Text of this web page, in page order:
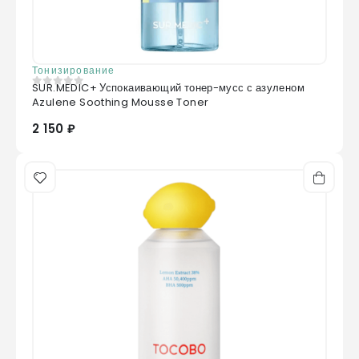
Тонизирование
0 из 5
SUR.MEDIC+ Успокаивающий тонер-мусс с азуленом
Azulene Soothing Mousse Toner
2 150 ₽